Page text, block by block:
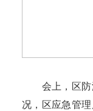
会上，区防
况，区应急管